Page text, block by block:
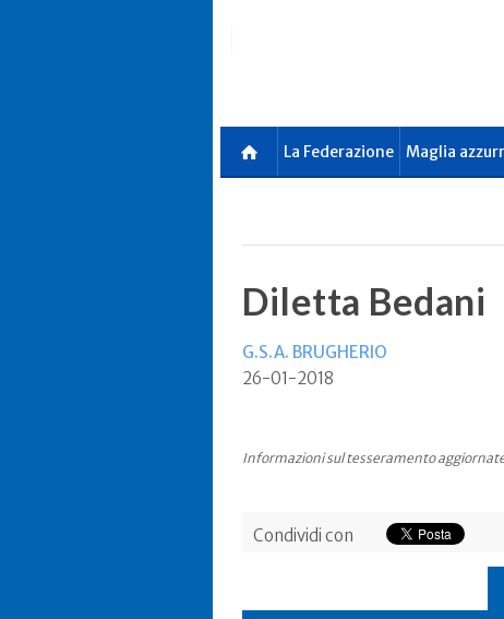
La Federazione Maglia
Diletta Bedani
G.S.A. BRUGHERIO
26-01-2018
Informazioni sul tesseramento
Condividi con